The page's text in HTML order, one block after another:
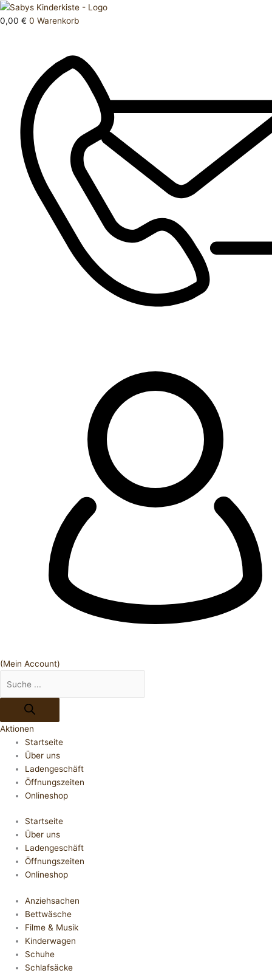
Zum
Inhalt
0,00 € 0 Warenkorb
(Mein Account)
Products
search
Aktionen
Startseite
Über uns
Ladengeschäft
Öffnungszeiten
Onlineshop
Startseite
Über uns
Ladengeschäft
Öffnungszeiten
Onlineshop
Anziehsachen
Bettwäsche
Filme & Musik
Kinderwagen
Schuhe
Schlafsäcke
Hose
kurz